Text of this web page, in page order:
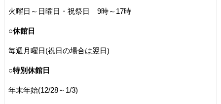
火曜日～日曜日・祝祭日 9時～17時
○休館日
毎週月曜日(祝日の場合は翌日)
○特別休館日
年末年始(12/28～1/3)